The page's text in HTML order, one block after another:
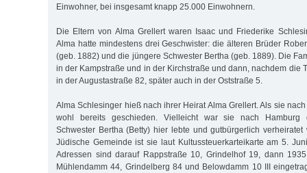
Einwohner, bei insgesamt knapp 25.000 Einwohnern.
Die Eltern von Alma Grellert waren Isaac und Friederike
Alma hatte mindestens drei Geschwister: die älteren Brüder
(geb. 1882) und die jüngere Schwester Bertha (geb. 1889). Die
in der Kampstraße und in der Kirchstraße und dann, nachdem die
in der Augustastraße 82, später auch in der Oststraße 5.
Alma Schlesinger hieß nach ihrer Heirat Alma Grellert. Als sie
wohl bereits geschieden. Vielleicht war sie nach Hamburg
Schwester Bertha (Betty) hier lebte und gutbürgerlich
Jüdische Gemeinde ist sie laut Kultussteuerkarteikarte am 5.
Adressen sind darauf Rappstraße 10, Grindelhof 19, dann
Mühlendamm 44, Grindelberg 84 und Belowdamm 10 III